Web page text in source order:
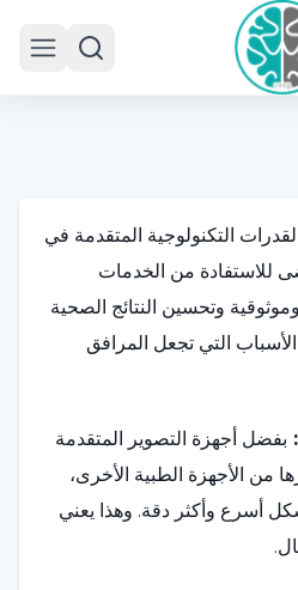
التكنولوجية المتقدمة في
للاستفادة من الخدمات
وتحسين النتائج الصحية
التي تجعل المرافق
بفضل أجهزة التصوير المتقدمة
من الأجهزة الطبية الأخرى،
أسرع وأكثر دقة. وهذا يعني